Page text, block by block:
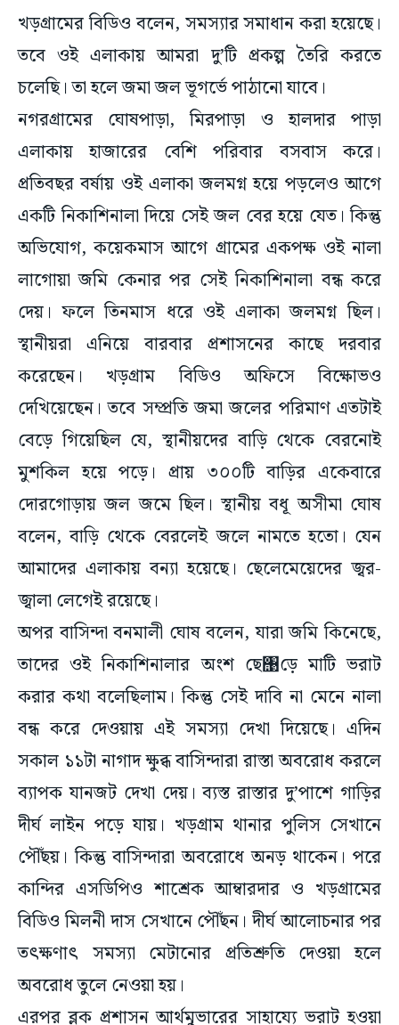
খড়গ্রামের বিডিও বলেন, সমস্যার সমাধান করা হয়েছে।
তবে ওই এলাকায় আমরা দু’টি প্রকল্প তৈরি করতে
চলেছি। তা হলে জমা জল ভূগর্ভে পাঠানো যাবে।
নগরগ্রামের ঘোষপাড়া, মিরপাড়া ও হালদার পাড়া
এলাকায় হাজারের বেশি পরিবার বসবাস করে।
প্রতিবছর বর্ষায় ওই এলাকা জলমগ্ন হয়ে পড়লেও আগে
একটি নিকাশিনালা দিয়ে সেই জল বের হয়ে যেত। কিন্তু
অভিযোগ, কয়েকমাস আগে গ্রামের একপক্ষ ওই নালা
লাগোয়া জমি কেনার পর সেই নিকাশিনালা বন্ধ করে
দেয়। ফলে তিনমাস ধরে ওই এলাকা জলমগ্ন ছিল।
স্থানীয়রা এনিয়ে বারবার প্রশাসনের কাছে দরবার
করেছেন। খড়গ্রাম বিডিও অফিসে বিক্ষোভও
দেখিয়েছেন। তবে সম্প্রতি জমা জলের পরিমাণ এতটাই
বেড়ে গিয়েছিল যে, স্থানীয়দের বাড়ি থেকে বেরনোই
মুশকিল হয়ে পড়ে। প্রায় ৩০০টি বাড়ির একেবারে
দোরগোড়ায় জল জমে ছিল। স্থানীয় বধূ অসীমা ঘোষ
বলেন, বাড়ি থেকে বেরলেই জলে নামতে হতো। যেন
আমাদের এলাকায় বন্যা হয়েছে। ছেলেমেয়েদের জ্বর-
জ্বালা লেগেই রয়েছে।
অপর বাসিন্দা বনমালী ঘোষ বলেন, যারা জমি কিনেছে,
তাদের ওই নিকাশিনালার অংশ ছে‌঩ড়ে মাটি ভরাট
করার কথা বলেছিলাম। কিন্তু সেই দাবি না মেনে নালা
বন্ধ করে দেওয়ায় এই সমস্যা দেখা দিয়েছে। এদিন
সকাল ১১টা নাগাদ ক্ষুব্ধ বাসিন্দারা রাস্তা অবরোধ করলে
ব্যাপক যানজট দেখা দেয়। ব্যস্ত রাস্তার দু’পাশে গাড়ির
দীর্ঘ লাইন পড়ে যায়। খড়গ্রাম থানার পুলিস সেখানে
পৌঁছয়। কিন্তু বাসিন্দারা অবরোধে অনড় থাকেন। পরে
কান্দির এসডিপিও শাশ্রেক আম্বারদার ও খড়গ্রামের
বিডিও মিলনী দাস সেখানে পৌঁছন। দীর্ঘ আলোচনার পর
তৎক্ষণাৎ সমস্যা মেটানোর প্রতিশ্রুতি দেওয়া হলে
অবরোধ তুলে নেওয়া হয়।
এরপর ব্লক প্রশাসন আর্থমুভারের সাহায্যে ভরাট হওয়া